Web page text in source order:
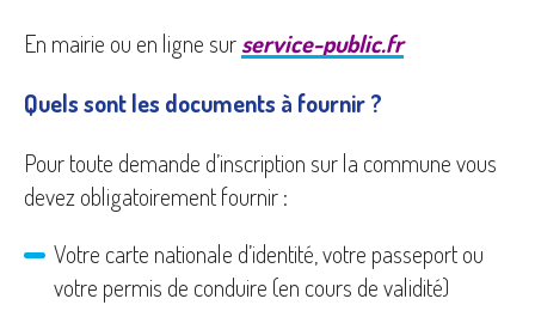
En mairie ou en ligne surservice-public.fr
Quels sont les documents à fournir ?
Pour toute demande d’inscription sur la commune vous
devez obligatoirement fournir :
Votre carte nationale d’identité, votre passeport ou
votre permis de conduire (en cours de validité)